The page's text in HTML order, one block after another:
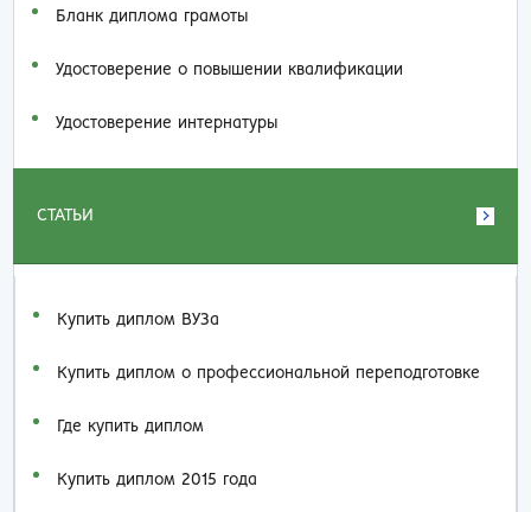
Бланк диплома грамоты
Удостоверение о повышении квалификации
Удостоверение интернатуры
СТАТЬИ
Купить диплом ВУЗа
Купить диплом о профессиональной переподготовке
Где купить диплом
Купить диплом 2015 года